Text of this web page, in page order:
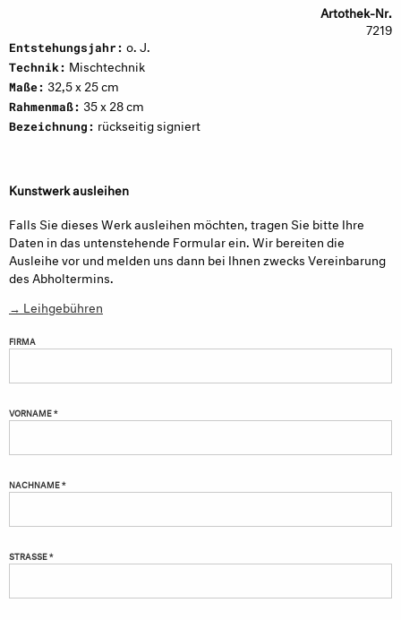
Artothek-Nr.
7219
Entstehungsjahr: o. J.
Technik: Mischtechnik
Maße: 32,5 x 25 cm
Rahmenmaß: 35 x 28 cm
Bezeichnung: rückseitig signiert
Kunstwerk ausleihen
Falls Sie dieses Werk ausleihen möchten, tragen Sie bitte Ihre
Daten in das untenstehende Formular ein. Wir bereiten die
Ausleihe vor und melden uns dann bei Ihnen zwecks Vereinbarung
des Abholtermins.
→ Leihgebühren
FIRMA
VORNAME *
NACHNAME *
STRASSE *